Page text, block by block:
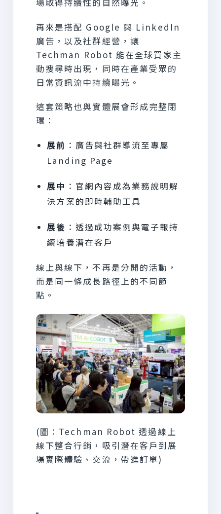
再來是搭配 Google 與 LinkedIn
廣告，以及社群經營，讓
Techman Robot 能在全球買家主
動搜尋時出現，同時在產業受眾的
日常資訊流中持續曝光。
這套策略也與實體展會形成完整閉
環：
展前 ：廣告與社群導流至專屬
Landing Page
展中 ：官網內容成為業務說明解
決方案的即時輔助工具
展後 ：透過成功案例與電子報持
續培養潛在客戶
線上與線下，不再是分開的活動，
而是同一條成長路徑上的不同節
點。
(圖：Techman Robot 透過線上
線下整合行銷，吸引潛在客戶到展
場實際體驗、交流，帶進訂單)